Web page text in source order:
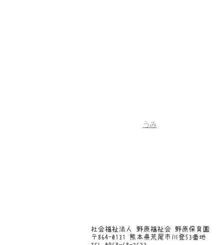
うみ
​社会福祉法人 野原福祉会 野原保育園
〒864-0131 熊本県荒尾市川登53番地